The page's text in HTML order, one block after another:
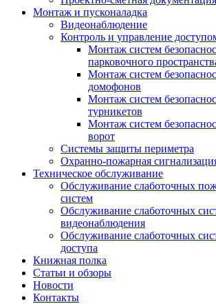
Монтаж и пусконаладка
Видеонаблюдение
Контроль и управление
Монтаж систем
парковочного
Монтаж систем
домофонов
Монтаж систем
турникетов
Монтаж систем
ворот
Системы защиты периметра
Охранно-пожарная
Техническое обслуживание
Обслуживание слаботочных
систем
Обслуживание слаботочных
видеонаблюдения
Обслуживание слаботочных
доступа
Книжная полка
Статьи и обзоры
Новости
Контакты